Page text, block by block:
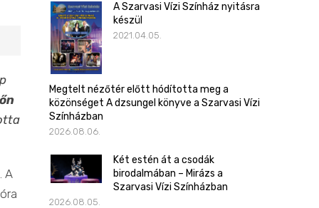
A
A Szarvasi Vízi Színház nyitásra
készül
2021.04.05.
Megtelt nézőtér előtt hódította meg a
közönséget A dzsungel könyve a Szarvasi Vízi
Színházban
2026.08.06.
Két estén át a csodák
birodalmában – Mirázs a
Szarvasi Vízi Színházban
2026.08.05.